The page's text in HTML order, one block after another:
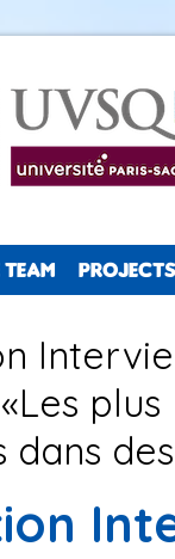
TEAM PROJECTS
dans